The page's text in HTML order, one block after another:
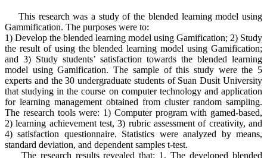
This research was a study of the blended learning model using
Gammification. The purposes were to:
1) Develop the blended learning model using Gamification; 2) Study
the result of using the blended learning model using Gamification;
and 3) Study students’ satisfaction towards the blended learning
model using Gamification. The sample of this study were the 5
experts and the 30 undergraduate students of Suan Dusit University
that studying in the course on computer technology and application
for learning management obtained from cluster random sampling.
The research tools were: 1) Computer program with gamed-based,
2) learning achievement test, 3) rubric assessment of creativity, and
4) satisfaction questionnaire. Statistics were analyzed by means,
standard deviation, and dependent samples t-test.
The research results revealed that: 1. The developed blended